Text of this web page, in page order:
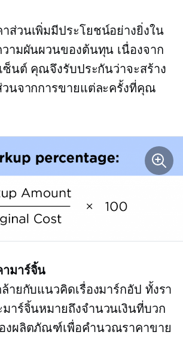
ส่วนเพิ่มมีประโยชน์อย่างยิ่งใน
ามผันผวนของต้นทุน เนื่องจาก
ซ็นต์ คุณจึงรับประกันว่าจะสร้าง
วนจากการขายแต่ละครั้งที่คุณ
มาร์จิ้น
ายกับแนวคิดเรื่องมาร์กอัป ทั้งรา
าร์จิ้นหมายถึงจำนวนเงินที่บวก
งผลิตภัณฑ์เพื่อคำนวณราคาขาย